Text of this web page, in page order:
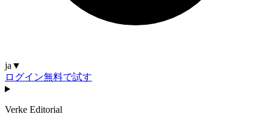
ja ▼
ログイン無料で試す
Verke Editorial